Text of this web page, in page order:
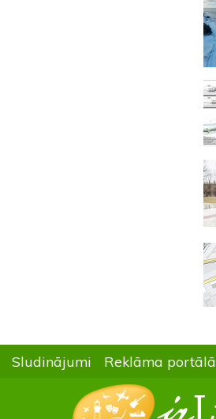
Sludinājumi Reklāma portālā